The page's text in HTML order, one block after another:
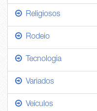
Religiosos
Rodeio
Tecnologia
Variados
Veículos